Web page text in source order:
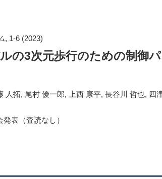
, 1-6 (2023)
の3次元歩行のための制御
人拓, 尾村 優一郎, 上西 康平, 長谷川 哲也, 四
発表（査読なし）